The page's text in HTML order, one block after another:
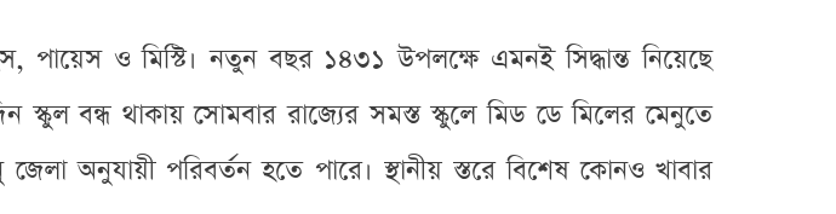
পায়েস ও মিস্টি। নতুন বছর ১৪৩১ উপলক্ষে এমনই সিদ্ধান্ত নিয়েছে
স্কুল বন্ধ থাকায় সোমবার রাজ্যের সমস্ত স্কুলে মিড ডে মিলের মেনুতে
অনুযায়ী পরিবর্তন হতে পারে। স্থানীয় স্তরে বিশেষ কোনও খাবার